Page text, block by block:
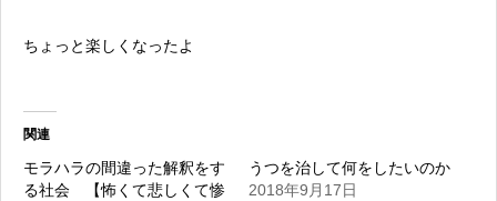
ちょっと楽しくなったよ
関連
モラハラの間違った解釈をす
る社会 【怖くて悲しくて惨
うつを治して何をしたいのか
2018年9月17日